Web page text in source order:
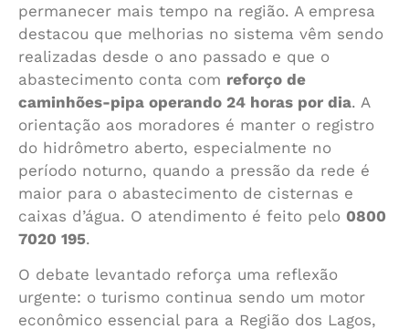
permanecer mais tempo na região. A empresa
destacou que melhorias no sistema vêm sendo
realizadas desde o ano passado e que o
abastecimento conta com reforço de
caminhões-pipa operando 24 horas por dia. A
orientação aos moradores é manter o registro
do hidrômetro aberto, especialmente no
período noturno, quando a pressão da rede é
maior para o abastecimento de cisternas e
caixas d’água. O atendimento é feito pelo 0800
7020 195.
O debate levantado reforça uma reflexão
urgente: o turismo continua sendo um motor
econômico essencial para a Região dos Lagos,